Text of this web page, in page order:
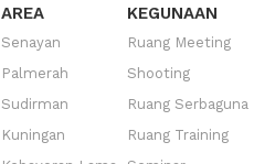
AREA
Senayan
Palmerah
Sudirman
Kuningan
KEGUNAAN
Ruang Meeting
Shooting
Ruang Serbaguna
Ruang Training